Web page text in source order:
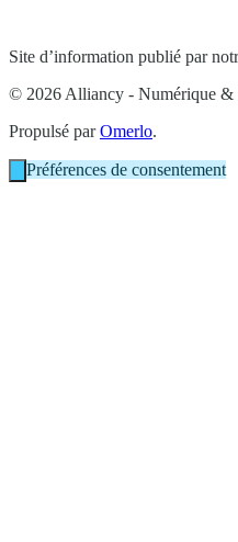
Site d’information publié par
© 2026 Alliancy - Numérique &
Propulsé parOmerlo.
Préférences de consentement